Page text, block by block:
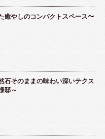
癒やしのコンパクトスペース〜
石そのままの味わい深いテクス
邸～